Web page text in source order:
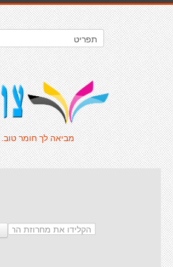
מביאה לך חומר טוב.